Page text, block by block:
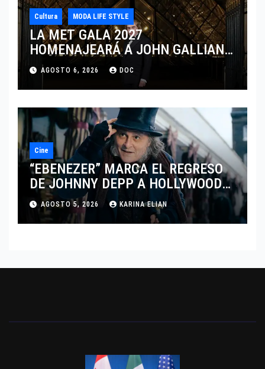
Cultura MODA LIFE STYLE
LA MET GALA 2027
HOMENAJEARÁ A JOHN GALLIANO
MARCANDO EL REGRESO DEL REY
DEL DRAMATISMO
AGOSTO 6, 2026 DOC
Cine
“EBENEZER” MARCA EL REGRESO
DE JOHNNY DEPP A HOLLYWOOD
TRAS SU PASO POR EL CINE
INDEPENDIENTE EUROPEO
AGOSTO 5, 2026 KARINA ELIAN